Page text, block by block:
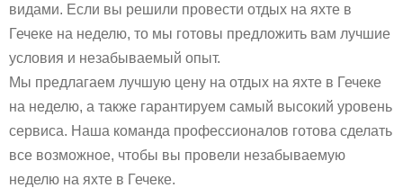
видами. Если вы решили провести отдых на яхте в
Гечеке на неделю, то мы готовы предложить вам лучшие
условия и незабываемый опыт.
Мы предлагаем лучшую цену на отдых на яхте в Гечеке
на неделю, а также гарантируем самый высокий уровень
сервиса. Наша команда профессионалов готова сделать
все возможное, чтобы вы провели незабываемую
неделю на яхте в Гечеке.